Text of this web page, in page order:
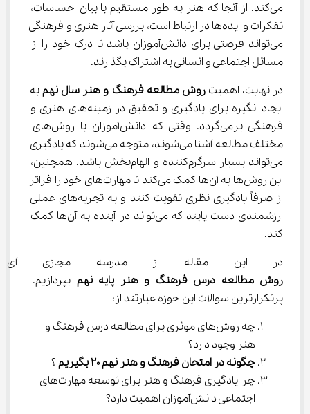
می‌کند. از آنجا که هنر به طور مستقیم با بیان احساسات،
تفکرات و ایده‌ها در ارتباط است، بررسی آثار هنری و فرهنگی
می‌تواند فرصتی برای دانش‌آموزان باشد تا درک خود را از
مسائل اجتماعی و انسانی به اشتراک بگذارند.
در نهایت، اهمیت روش مطالعه فرهنگ و هنر سال نهم به
ایجاد انگیزه برای یادگیری و تحقیق در زمینه‌های هنری و
فرهنگی برمی‌گردد. وقتی که دانش‌آموزان با روش‌های
مختلف مطالعه آشنا می‌شوند، متوجه می‌شوند که یادگیری
می‌تواند بسیار سرگرم‌کننده و الهام‌بخش باشد. همچنین،
این روش‌ها به آن‌ها کمک می‌کند تا مهارت‌های خود را فراتر
از صرفاً یادگیری نظری تقویت کنند و به تجربه‌های عملی
ارزشمندی دست یابند که می‌تواند در آینده به آن‌ها کمک
کند.
در این مقاله از مدرسه مجازی
روش مطالعه درس فرهنگ و هنر پایه نهم بپردازیم.
پرتکرارترین سوالات این حوزه عبارتند از:
چه روش‌های موثری برای مطالعه درس فرهنگ و
هنر وجود دارد؟
چگونه در امتحان فرهنگ و هنر نهم 20 بگیریم
؟
چرا یادگیری فرهنگ و هنر برای توسعه مهارت‌های
اجتماعی دانش‌آموزان اهمیت دارد؟